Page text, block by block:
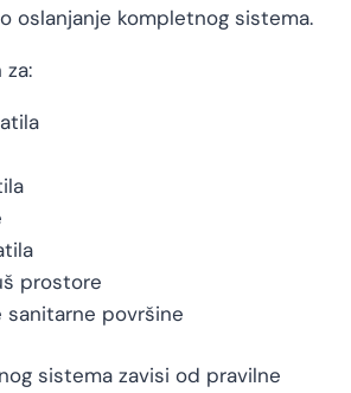
oslanjanje kompletnog sistema.
za:
prostore
sanitarne površine
sistema zavisi od pravilne